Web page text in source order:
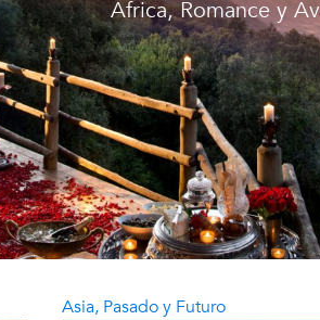
África, Romance y
Asia, Pasado y Futuro